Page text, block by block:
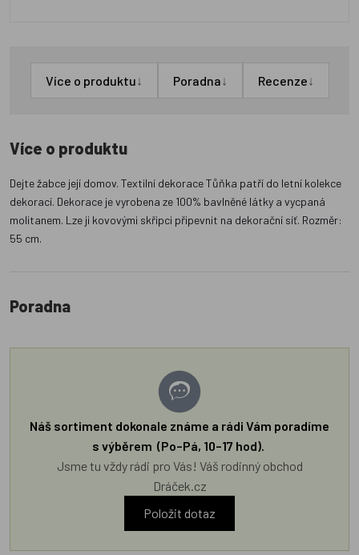
Více o produktu↓ Poradna↓ Recenze↓
Více o produktu
Dejte žabce její domov. Textilní dekorace Tůňka patří do letní kolekce
dekorací. Dekorace je vyrobena ze 100% bavlněné látky a vycpaná
molitanem. Lze ji kovovými skřipci připevnit na dekorační síť. Rozměr:
55 cm.
Poradna
Náš sortiment dokonale známe a rádi Vám poradíme
s výběrem (Po–Pá, 10–17 hod).
Jsme tu vždy rádi pro Vás! Váš rodinný obchod
Dráček.cz
Položit dotaz